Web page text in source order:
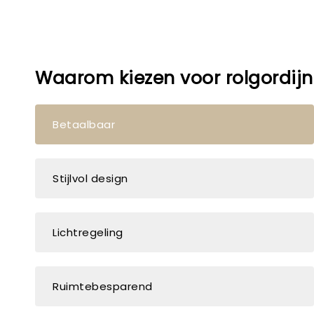
Waarom kiezen voor
Betaalbaar
Stijlvol design
Lichtregeling
Ruimtebesparend